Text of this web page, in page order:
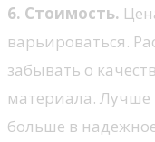
6. Стоимость.
варьироваться.
забывать о
материала. Лучше
больше в